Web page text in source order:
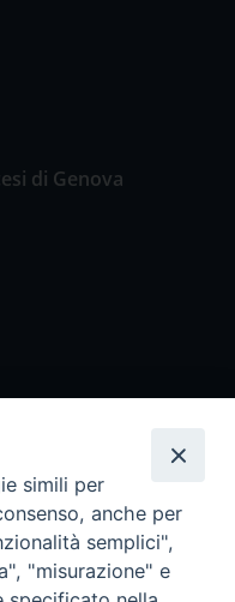
di Genova
simili per
anche per
semplici",
"misurazione" e